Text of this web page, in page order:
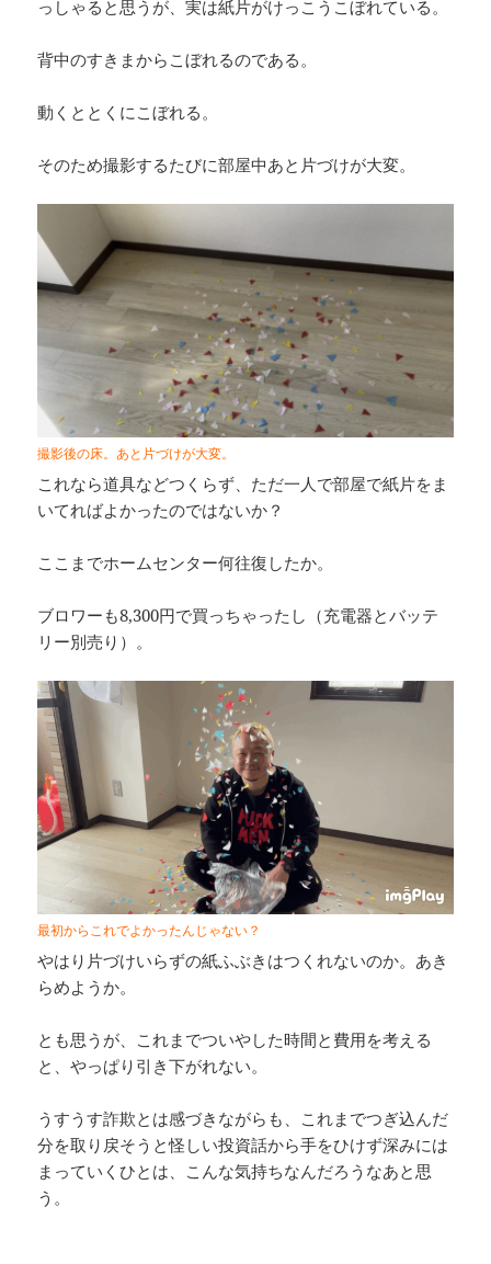
っしゃると思うが、実は紙片がけっこうこぼれている。
背中のすきまからこぼれるのである。
動くととくにこぼれる。
そのため撮影するたびに部屋中あと片づけが大変。
撮影後の床。あと片づけが大変。
これなら道具などつくらず、ただ一人で部屋で紙片をま
いてればよかったのではないか？
ここまでホームセンター何往復したか。
ブロワーも8,300円で買っちゃったし（充電器とバッテ
リー別売り）。
最初からこれでよかったんじゃない？
やはり片づけいらずの紙ふぶきはつくれないのか。あき
らめようか。
とも思うが、これまでついやした時間と費用を考える
と、やっぱり引き下がれない。
うすうす詐欺とは感づきながらも、これまでつぎ込んだ
分を取り戻そうと怪しい投資話から手をひけず深みには
まっていくひとは、こんな気持ちなんだろうなあと思
う。